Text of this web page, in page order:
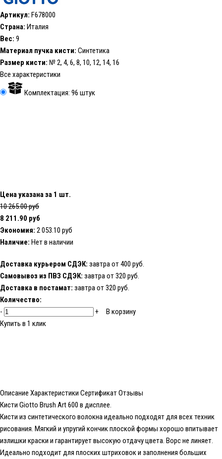
Артикул: F678000
Страна: Италия
Вес: 9
Материал пучка кисти: Синтетика
Размер кисти: № 2, 4, 6, 8, 10, 12, 14, 16
Все характеристики
Комплектация: 96 штук
Цена указана за 1 шт.
10 265.00 руб
8 211.90 руб
Экономия: 2 053.10 руб
Наличие: Нет в наличии
Доставка курьером СДЭК: завтра от 400 руб.
Самовывоз из ПВЗ СДЭК: завтра от 320 руб.
Доставка в постамат: завтра от 320 руб.
Количество:
-
+
В корзину
Купить в 1 клик
Описание Характеристики СертификатОтзывы
Кисти Giotto Brush Art 600 в дисплее.
Кисти из синтетического волокна идеально подходят для всех техник
рисования. Мягкий и упругий кончик плоской формы хорошо впитывает
излишки краски и гарантирует высокую отдачу цвета. Ворс не линяет.
Идеально подходит для плоских штриховок и заполнения больших